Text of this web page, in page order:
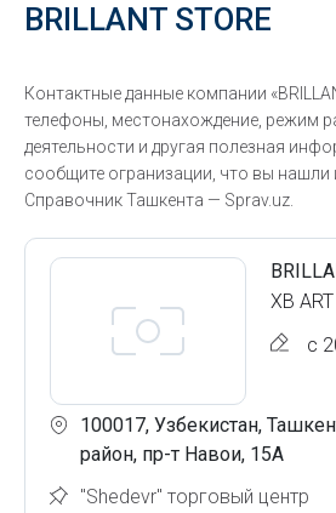
BRILLANT STORE
Контактные данные компании
телефоны, местонахождение, режим
деятельности и другая полезная
сообщите огранизации, что вы нашли
Справочник Ташкента — Sprav.uz.
XB
с
100017, Узбекистан,
район, пр-т Навои, 15А
"Shedevr" торговый центр